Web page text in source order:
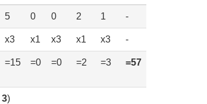
5 0 0 2 1 -
x3 x1 x3 x1 x3 -
=15 =0 =0 =2 =3 =57
3)